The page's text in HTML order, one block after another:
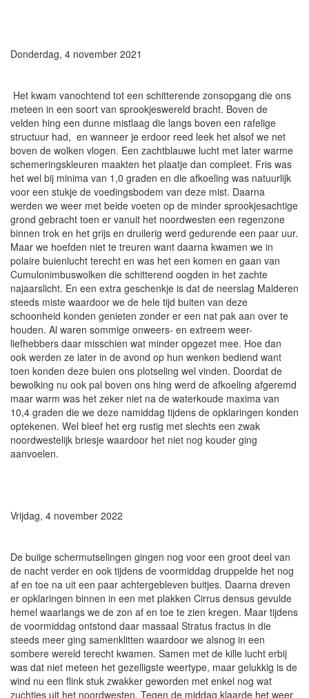
Donderdag, 4 november 2021
Het kwam vanochtend tot een schitterende zonsopgang die ons
meteen in een soort van sprookjeswereld bracht. Boven de
velden hing een dunne mistlaag die langs boven een rafelige
structuur had, en wanneer je erdoor reed leek het alsof we net
boven de wolken vlogen. Een zachtblauwe lucht met later warme
schemeringskleuren maakten het plaatje dan compleet. Fris was
het wel bij minima van 1,0 graden en die afkoeling was natuurlijk
voor een stukje de voedingsbodem van deze mist. Daarna
werden we weer met beide voeten op de minder sprookjesachtige
grond gebracht toen er vanuit het noordwesten een regenzone
binnen trok en het grijs en druilerig werd gedurende een paar uur.
Maar we hoefden niet te treuren want daarna kwamen we in
polaire buienlucht terecht en was het een komen en gaan van
Cumulonimbuswolken die schitterend oogden in het zachte
najaarslicht. En een extra geschenkje is dat de neerslag Malderen
steeds miste waardoor we de hele tijd buiten van deze
schoonheid konden genieten zonder er een nat pak aan over te
houden. Al waren sommige onweers- en extreem weer-
liefhebbers daar misschien wat minder opgezet mee. Hoe dan
ook werden ze later in de avond op hun wenken bediend want
toen konden deze buien ons plotseling wel vinden. Doordat de
bewolking nu ook pal boven ons hing werd de afkoeling afgeremd
maar warm was het zeker niet na de waterkoude maxima van
10,4 graden die we deze namiddag tijdens de opklaringen konden
optekenen. Wel bleef het erg rustig met slechts een zwak
noordwestelijk briesje waardoor het niet nog kouder ging
aanvoelen.
Vrijdag, 4 november 2022
De buiige schermutselingen gingen nog voor een groot deel van
de nacht verder en ook tijdens de voormiddag druppelde het nog
af en toe na uit een paar achtergebleven buitjes. Daarna dreven
er opklaringen binnen in een met plakken Cirrus densus gevulde
hemel waarlangs we de zon af en toe te zien kregen. Maar tijdens
de voormiddag ontstond daar massaal Stratus fractus in die
steeds meer ging samenklitten waardoor we alsnog in een
sombere wereld terecht kwamen. Samen met de kille lucht erbij
was dat niet meteen het gezelligste weertype, maar gelukkig is de
wind nu een flink stuk zwakker geworden met enkel nog wat
zuchtjes uit het noordwesten. Tegen de middag klaarde het weer